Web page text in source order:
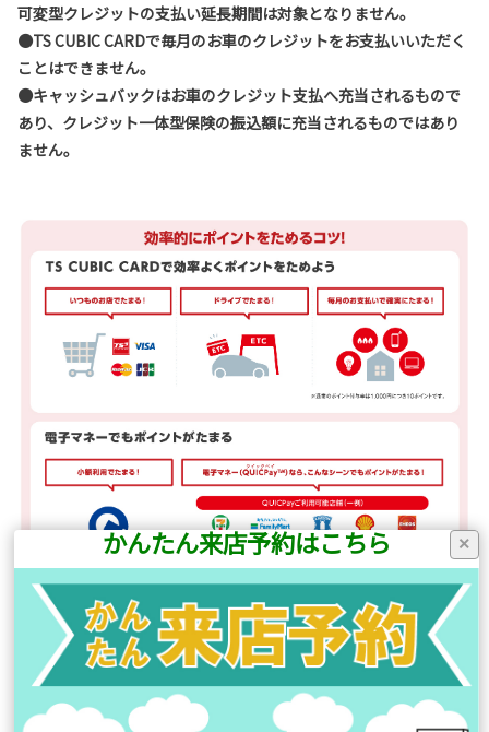
可変型クレジットの支払い延長期間は対象となりません。
●TS CUBIC CARDで毎月のお車のクレジットをお支払いいただく
ことはできません。
●キャッシュバックはお車のクレジット支払へ充当されるもので
あり、クレジット一体型保険の振込額に充当されるものではあり
ません。
TS CUBIC CARD
公式ホームページは
こちらから
×
かんたん来店予約はこちら